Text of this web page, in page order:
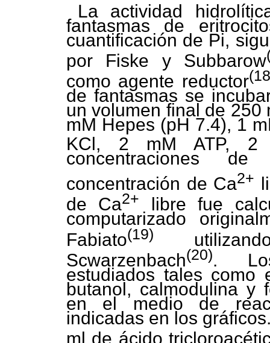
La actividad
fantasmas de
cuantificación de Pi,
por Fiske y Subbarow
como agente reductor
de fantasmas se
un volumen final de
mM Hepes (pH 7.4), 1
KCl, 2 mM ATP, 2
concentraciones de
concentración de Ca2+
de Ca2+ libre fue
computarizado
Fabiato(19)
Scwarzenbach(20).
estudiados tales como
butanol, calmodulina y
en el medio de
indicadas en los
ml de ácido